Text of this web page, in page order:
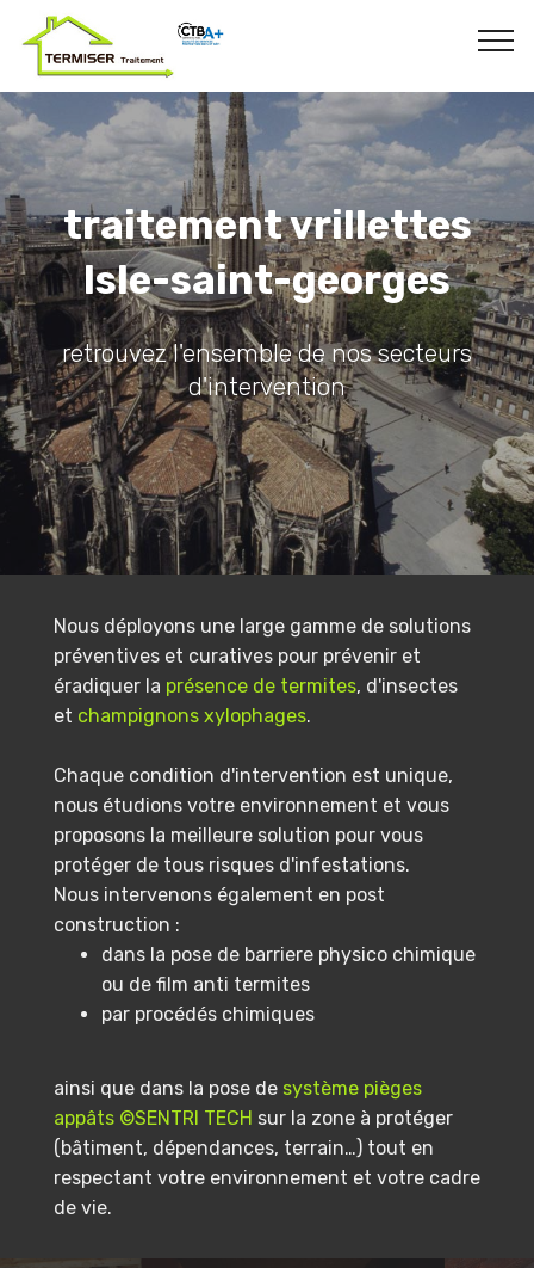
traitement vrillettes
Isle-saint-georges
retrouvez l'ensemble de nos secteurs
d'intervention
Nous déployons une large gamme de solutions
préventives et curatives pour prévenir et
éradiquer la présence de termites, d'insectes
et champignons xylophages.
Chaque condition d'intervention est unique,
nous étudions votre environnement et vous
proposons la meilleure solution pour vous
protéger de tous risques d'infestations.
Nous intervenons également en post
construction :
dans la pose de barriere physico chimique
ou de film anti termites
par procédés chimiques
ainsi que dans la pose de système pièges
appâts ©SENTRI TECH sur la zone à protéger
(bâtiment, dépendances, terrain…) tout en
respectant votre environnement et votre cadre
de vie.